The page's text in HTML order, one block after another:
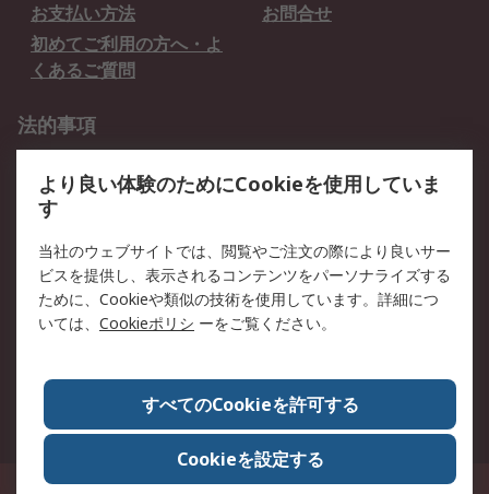
お支払い方法
お問合せ
初めてご利用の方へ・よ
くあるご質問
法的事項
クッキーポリシー
RSについて
会社概要
採用情報
プレスリリース＆お知ら
コーポレートサイト
全世界のRS
RSの歴史
ESGへの取り組み（英語）
認証について
〒240-0005 神奈川県横浜市保土ヶ谷区神戸町134番地 横浜ビジネスパーク ウ
より良い体験のためにCookieを使用していま
す
当社のウェブサイトでは、閲覧やご注文の際により良いサー
ビスを提供し、表示されるコンテンツをパーソナライズする
ために、Cookieや類似の技術を使用しています。詳細につ
いては、 Cookieポリシ ーをご覧ください。
すべてのCookieを許可する
Cookieを設定する